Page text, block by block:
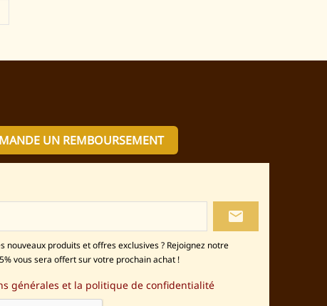
UN REMBOURSEMENT
local_post_office
nouveaux produits et offres exclusives ? Rejoignez notre
vous sera offert sur votre prochain achat !
générales et la politique de confidentialité